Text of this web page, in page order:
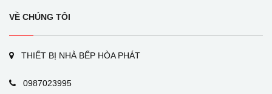
VỀ CHÚNG TÔI
THIẾT BỊ NHÀ BẾP HÒA PHÁT
0987023995